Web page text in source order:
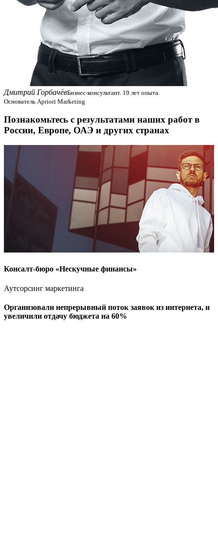
Дмитрий ГорбачёвБизнес-консультант. 19 лет опыта.
Основатель Apriori Marketing
Познакомьтесь с результатами наших работ в
России, Европе, ОАЭ и других странах
Консалт-бюро «Нескучные финансы»
Аутсорсинг маркетинга
Организовали непрерывный поток заявок из интернета, и
увеличили отдачу бюджета на 60%